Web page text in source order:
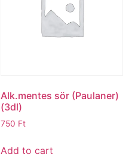
Alk.mentes sör (Paulaner)
(3dl)
750 Ft
Add to cart